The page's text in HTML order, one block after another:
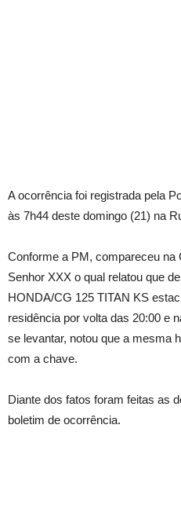
A ocorrência foi registrada pela
às 7h44 deste domingo (21) na
Conforme a PM, compareceu na
Senhor XXX o qual relatou que
HONDA/CG 125 TITAN KS
residência por volta das 20:00 e
se levantar, notou que a mesma
com a chave.
Diante dos fatos foram feitas as
boletim de ocorrência.